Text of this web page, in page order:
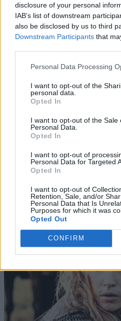
disclosure of your personal
IAB’s list of downstream
also be disclosed by us to third
Downstream Participants that
Personal Data Processing
I want to opt-out of the
personal data.
Opted In
I want to opt-out of the Sale
Personal Data.
Opted In
I want to opt-out of
Personal Data for Targeted
Opted In
I want to opt-out of
Retention, Sale, and/or
Personal Data that Is
Purposes for which it was
Opted Out
CONFIRM